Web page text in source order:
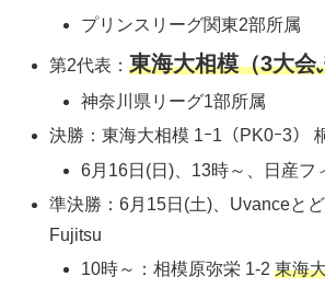
プリンスリーグ関東2部所属
第2代表：東海大相模（3大会
神奈川県リーグ1部所属
決勝：東海大相模 1ｰ1（PK0ｰ3）
6月16日(日)、13時～、日産フ
準決勝：6月15日(土)、Uvanceと
Fujitsu
10時～：相模原弥栄 1-2東海